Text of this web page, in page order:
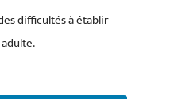
difficultés à établir